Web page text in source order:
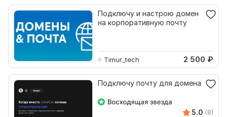
Подключу и настрою домен
на корпоративную почту
Timur_tech 2 500 ₽
Подключу почту для домена
5.0 (8)